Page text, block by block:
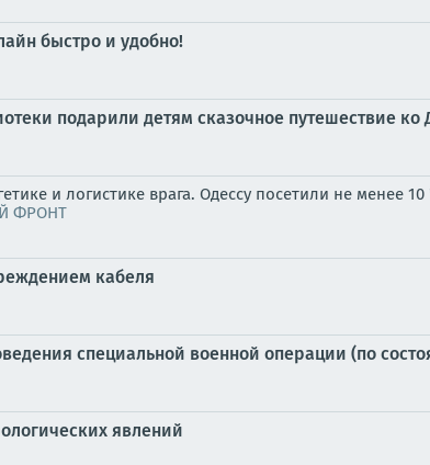
быстро и удобно!
подарили детям сказочное путешествие
и логистике врага. Одессу посетили не менее
ФРОНТ
кабеля
специальной военной операции (по
явлений